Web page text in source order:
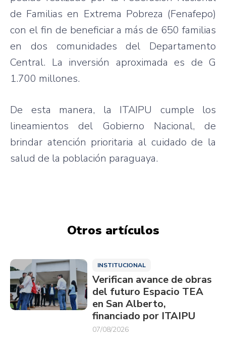
de Familias en Extrema Pobreza (Fenafepo)
con el fin de beneficiar a más de 650 familias
en dos comunidades del Departamento
Central. La inversión aproximada es de G
1.700 millones.
De esta manera, la ITAIPU cumple los
lineamientos del Gobierno Nacional, de
brindar atención prioritaria al cuidado de la
salud de la población paraguaya.
Otros artículos
INSTITUCIONAL
Verifican avance de obras
del futuro Espacio TEA
en San Alberto,
financiado por ITAIPU
07/08/2026